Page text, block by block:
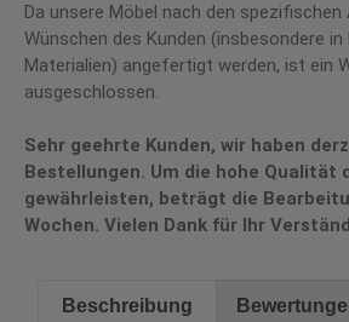
Da unsere Möbel nach den
Wünschen des Kunden (insbesondere
Materialien) angefertigt werden, ist ein
ausgeschlossen.
Sehr geehrte Kunden, wir haben
Bestellungen. Um die hohe Qualität
gewährleisten, beträgt die
Wochen. Vielen Dank für Ihr
Beschreibung